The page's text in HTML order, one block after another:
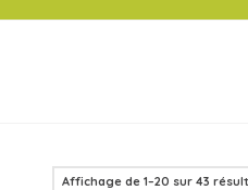
Affichage de 1–20 sur 43